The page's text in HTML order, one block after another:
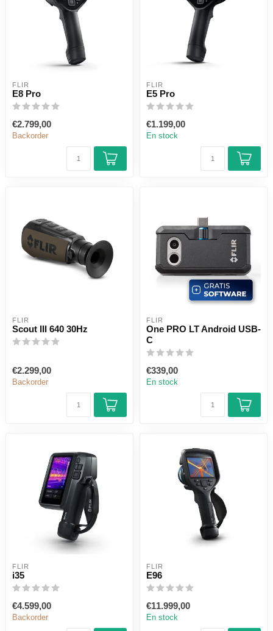
FLIR
E8 Pro
€2.799,00
Backorder
FLIR
E5 Pro
€1.199,00
En stock
FLIR
Scout III 640 30Hz
€2.299,00
Backorder
FLIR
One PRO LT Android USB-
C
€339,00
En stock
FLIR
i35
€4.599,00
Backorder
FLIR
E96
€11.999,00
En stock